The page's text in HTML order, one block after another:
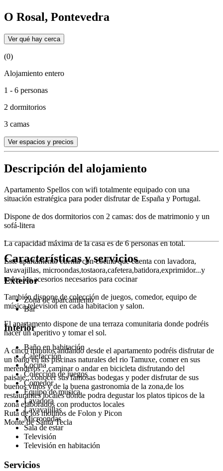
O Rosal, Pontevedra
Ver qué hay cerca
(0)
Alojamiento entero
1 - 6 personas
2 dormitorios
3 camas
Ver espacios y precios
Descripción del alojamiento
Apartamento Spellos con wifi totalmente equipado con una
situación estratégica para poder disfrutar de España y Portugal.
Dispone de dos dormitorios con 2 camas: dos de matrimonio y un
sofá-litera
La capacidad máxima de la casa es de 6 personas en total.
Este apartamento cuenta con cocina que cuenta con lavadora,
lavavajillas, microondas,tostaora,cafetera,batidora,exprimidor...y
todos los acesorios necesarios para cocinar
También dispone de colección de juegos, comedor, equipo de
música,television en cada habitacion y salon.
El apartamento dispone de una terraza comunitaria donde podréis
hacer un aperitivo y tomar el sol.
A cinco minutos andando desde el apartamento podréis disfrutar de
un baño en las piscinas naturales del rio Tamuxe, comer en sus
merenderos , ,caminar o andar en bicicleta disfrutando del
paisaje...conocer sus famosas bodegas y poder disfrutar de sus
buenos vinos y de la buena gastronomia de la zona,de los
restaurantes locales donde podra degustar los platos tipicos de la
zona elaborados con productos locales
Ruta de los molinos de Folon y Picon
Monte de Santa Tecla
Características y servicios
Exterior
Zona de aparcamiento
Bar
Interior
Baño en habitación
Calefacción
Cocina
Colección de juegos
Comedor
Equipo de música
Lavadora
Lavavajillas
Microondas
Sala de estar
Televisión
Televisión en habitación
Servicios